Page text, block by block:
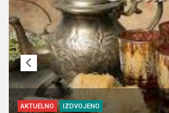
AKTUELNO IZDVOJENO